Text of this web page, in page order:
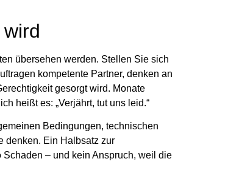
übersehen werden. Stellen Sie sich
kompetente Partner, denken an
gesorgt wird. Monate
heißt es: „Verjährt, tut uns leid.“
Bedingungen, technischen
denken. Ein Halbsatz zur
– und kein Anspruch, weil die